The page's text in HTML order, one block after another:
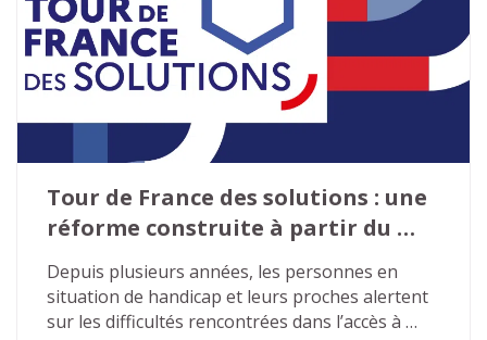
Tour de France des solutions : une
réforme construite à partir du
terrain
Depuis plusieurs années, les personnes en
situation de handicap et leurs proches alertent
sur les difficultés rencontrées dans l’accès à